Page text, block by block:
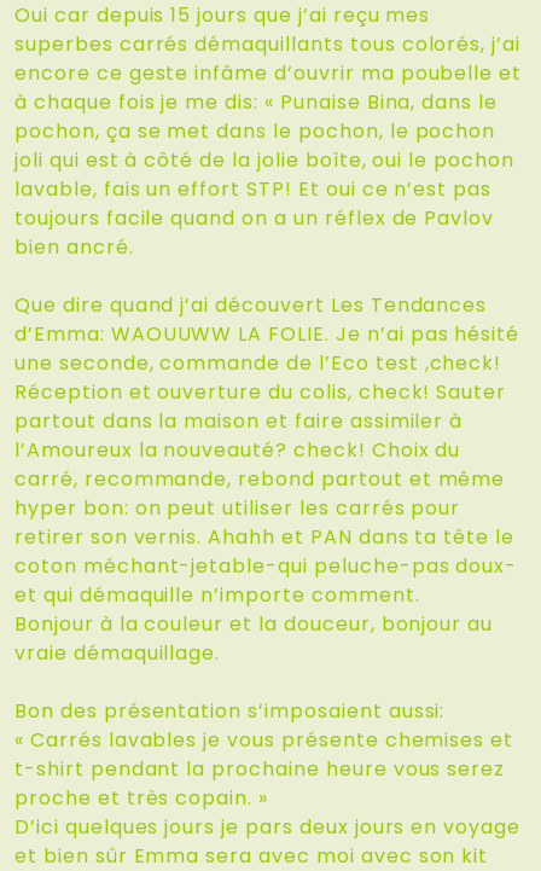
Oui car depuis 15 jours que j’ai reçu mes
superbes carrés démaquillants tous colorés, j’ai
encore ce geste infâme d’ouvrir ma poubelle et
à chaque fois je me dis: « Punaise Bina, dans le
pochon, ça se met dans le pochon, le pochon
joli qui est à côté de la jolie boîte, oui le pochon
lavable, fais un effort STP! Et oui ce n’est pas
toujours facile quand on a un réflex de Pavlov
bien ancré.
Que dire quand j’ai découvert Les Tendances
d’Emma: WAOUUWW LA FOLIE. Je n’ai pas hésité
une seconde, commande de l’Eco test ,check!
Réception et ouverture du colis, check! Sauter
partout dans la maison et faire assimiler à
l’Amoureux la nouveauté? check! Choix du
carré, recommande, rebond partout et même
hyper bon: on peut utiliser les carrés pour
retirer son vernis. Ahahh et PAN dans ta tête le
coton méchant-jetable-qui peluche-pas doux-
et qui démaquille n’importe comment.
Bonjour à la couleur et la douceur, bonjour au
vraie démaquillage.
Bon des présentation s’imposaient aussi:
« Carrés lavables je vous présente chemises et
t-shirt pendant la prochaine heure vous serez
proche et très copain. »
D’ici quelques jours je pars deux jours en voyage
et bien sûr Emma sera avec moi avec son kit